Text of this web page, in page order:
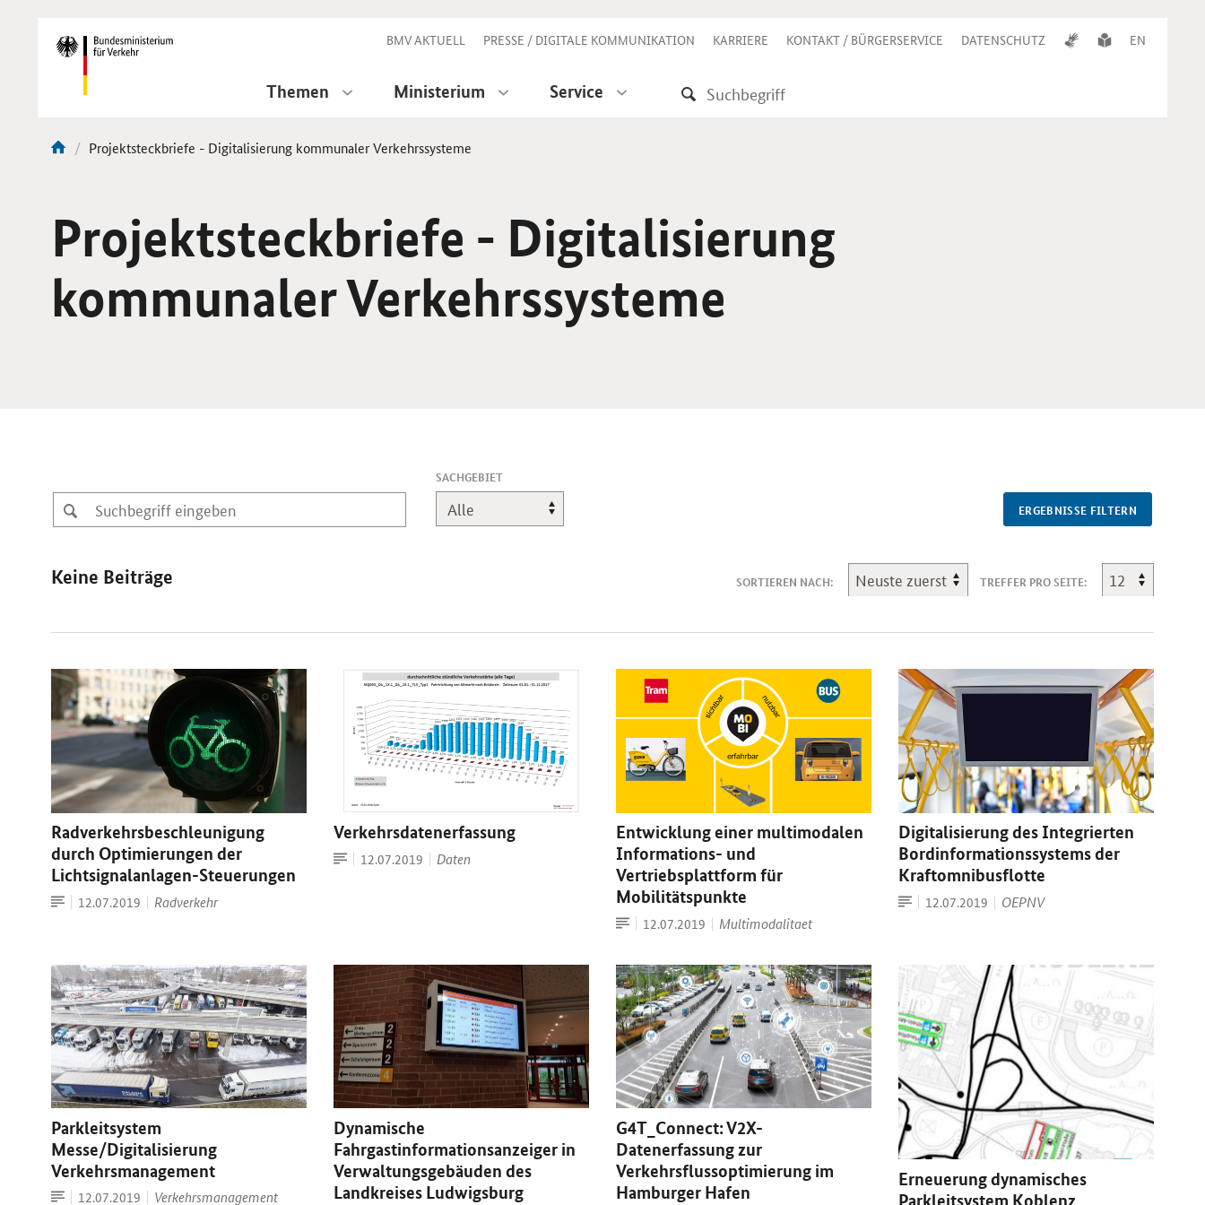
Navigation BMV AKTUELL PRESSE / DIGITALE KOMMUNIKATION KARRIERE KONTAKT / BÜRGERSERVICE DATENSCHUTZ EN
Themen Ministerium Service
Aktuelle
Projektsteckbriefe - Digitalisierung kommunaler Verkehrssysteme
Projektsteckbriefe - Digitalisierung
kommunaler Verkehrssysteme
SACHGEBIET
ERGEBNISSE FILTERN
Keine Beiträge TREFFER PRO SEITE:
SORTIEREN NACH:
Radverkehrsbeschleunigung
durch Optimierungen der
Lichtsignalanlagen-Steuerungen
ArtikelDatum:
12.07.2019 Radverkehr
Verkehrsdatenerfassung
ArtikelDatum:
12.07.2019 Daten
Entwicklung einer multimodalen
Informations- und
Vertriebsplattform für
Mobilitätspunkte
ArtikelDatum:
12.07.2019 Multimodalitaet
Digitalisierung des Integrierten
Bordinformationssystems der
Kraftomnibusflotte
ArtikelDatum:
12.07.2019 OEPNV
Parkleitsystem
Messe/Digitalisierung
Verkehrsmanagement
ArtikelDatum:
12.07.2019 Verkehrsmanagement
Dynamische
Fahrgastinformationsanzeiger in
Verwaltungsgebäuden des
Landkreises Ludwigsburg
G4T_ Connect: V2X-
Datenerfassung zur
Verkehrsflussoptimierung im
Hamburger Hafen
Erneuerung dynamisches
Parkleitsystem Koblenz